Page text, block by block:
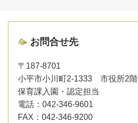
お問合せ先
〒187-8701
小平市小川町2-1333 市役所2階
保育課入園・認定担当
電話： 042-346-9601
FAX： 042-346-9200